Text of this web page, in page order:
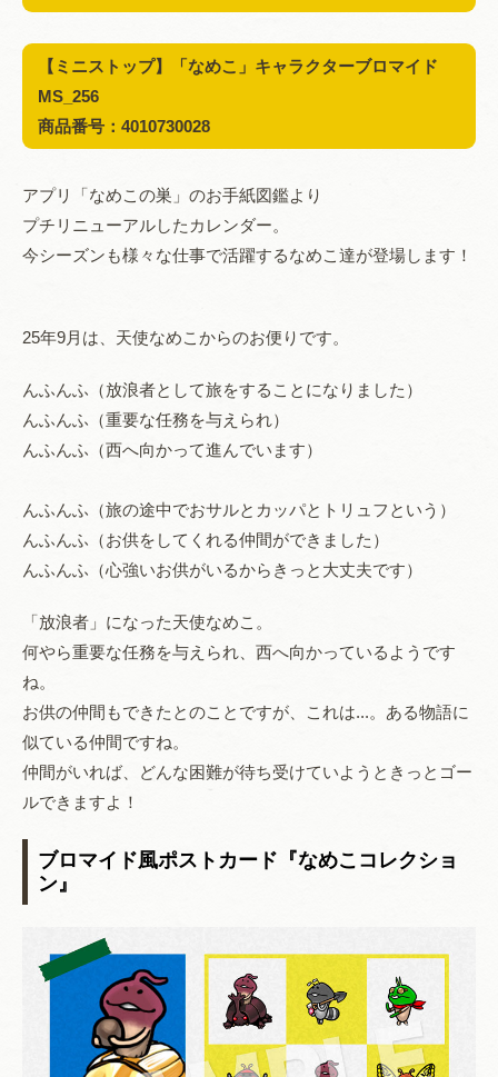
【ミニストップ】「なめこ」キャラクターブロマイド
MS_256
商品番号：4010730028
アプリ「なめこの巣」のお手紙図鑑より
プチリニューアルしたカレンダー。
今シーズンも様々な仕事で活躍するなめこ達が登場します！
25年9月は、天使なめこからのお便りです。
んふんふ（放浪者として旅をすることになりました）
んふんふ（重要な任務を与えられ）
んふんふ（西へ向かって進んでいます）
んふんふ（旅の途中でおサルとカッパとトリュフという）
んふんふ（お供をしてくれる仲間ができました）
んふんふ（心強いお供がいるからきっと大丈夫です）
「放浪者」になった天使なめこ。
何やら重要な任務を与えられ、西へ向かっているようです
ね。
お供の仲間もできたとのことですが、これは...。ある物語に
似ている仲間ですね。
仲間がいれば、どんな困難が待ち受けていようときっとゴー
ルできますよ！
ブロマイド風ポストカード『なめこコレクショ
ン』